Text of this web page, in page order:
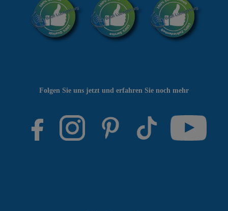
Folgen Sie uns jetzt und erfahren Sie noch mehr